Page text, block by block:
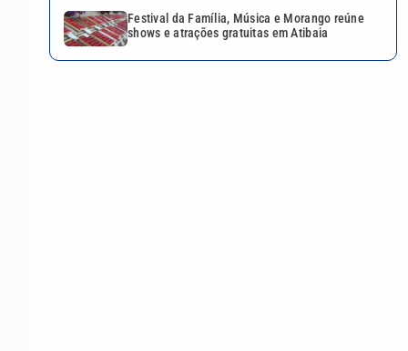
Festival da Família, Música e Morango reúne
shows e atrações gratuitas em Atibaia